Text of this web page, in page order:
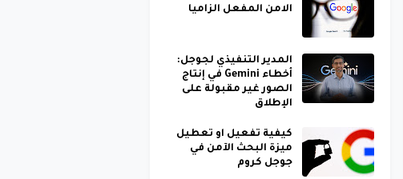
الامن المفعل الزاميا
المدير التنفيذي لجوجل:
أخطاء Gemini في إنتاج
الصور غير مقبولة على
الإطلاق
كيفية تفعيل او تعطيل
ميزة البحث الآمن في
جوجل كروم